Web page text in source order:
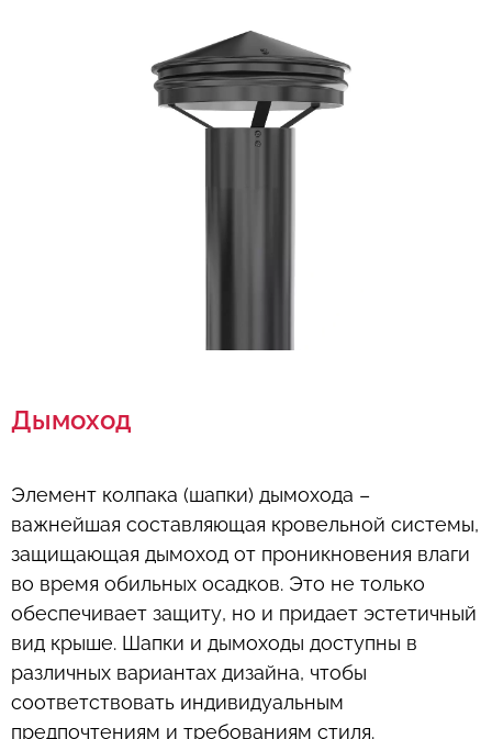
Дымоход
Элемент колпака (шапки) дымохода –
важнейшая составляющая кровельной системы,
защищающая дымоход от проникновения влаги
во время обильных осадков. Это не только
обеспечивает защиту, но и придает эстетичный
вид крыше. Шапки и дымоходы доступны в
различных вариантах дизайна, чтобы
соответствовать индивидуальным
предпочтениям и требованиям стиля.